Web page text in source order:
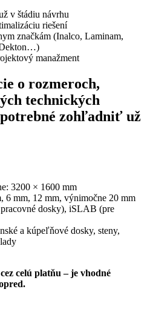
v štádiu návrhu
riešení
značkám (Inalco, Laminam,
Dekton…)
manažment
o rozmeroch,
technických
zohľadniť už
3200 × 1600 mm
6 mm, 12 mm, výnimočne 20 mm
dosky), iSLAB (pre
a kúpeľňové dosky, steny,
celú platňu – je vhodné